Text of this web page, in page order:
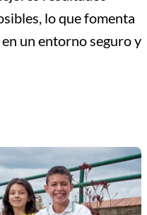
lo que fomenta
un entorno seguro y